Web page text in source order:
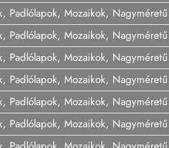
Padlólapok, Mozaikok,
Padlólapok, Mozaikok,
Padlólapok, Mozaikok,
Padlólapok, Mozaikok,
Padlólapok, Mozaikok,
Padlólapok, Mozaikok,